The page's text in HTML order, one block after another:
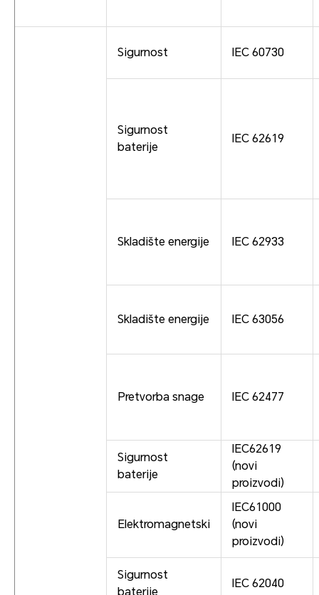
Sigurnost IEC 60730
Sigurnost
baterije
IEC 62619
Skladište energije IEC 62933
Skladište energije IEC 63056
Pretvorba snage IEC 62477
Sigurnost
baterije
IEC62619
(novi
proizvodi)
Elektromagnetski
IEC61000
(novi
proizvodi)
Sigurnost
baterije
IEC 62040